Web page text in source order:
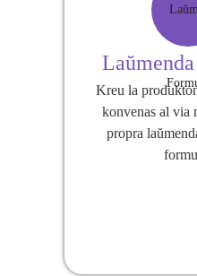
Kreu la
konvenas al via
propra